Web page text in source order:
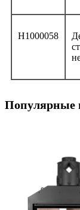
H1000058
Популярные